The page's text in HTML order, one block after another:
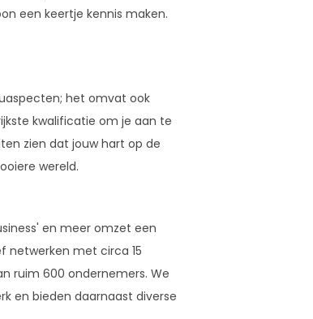
een keertje kennis maken.
het omvat ook
kwalificatie om je aan te
zien dat jouw hart op de
wereld.
en meer omzet een
netwerken met circa 15
ruim 600 ondernemers. We
en bieden daarnaast diverse